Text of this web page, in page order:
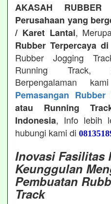
AKASAH RUBBER
Perusahaan yang
/ Karet Lantai,
Rubber Terpercaya
Rubber Jogging
Running Track,
Berpengalaman
Pemasangan
atau Running
Indonesia, Info lebih
hubungi kami di
Inovasi Fasilitas
Keunggulan
Pembuatan
Track